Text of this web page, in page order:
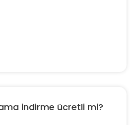
indirme ücretli mi?